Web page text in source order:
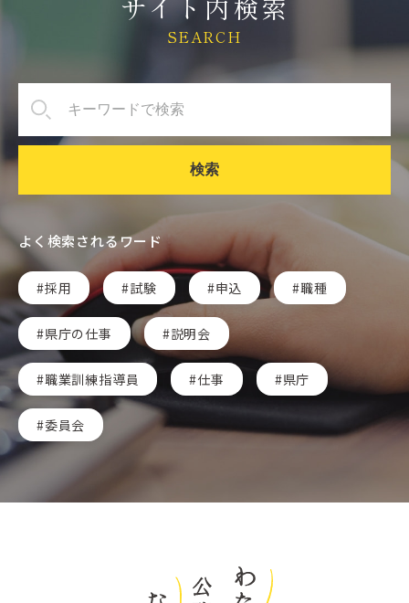
サイト内検索
SEARCH
検索
よく検索されるワード
採用 試験 申込 職種
県庁の仕事 説明会
職業訓練指導員 仕事 県庁
委員会